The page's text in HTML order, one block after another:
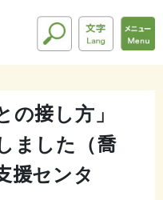
の接し方」
ました（喬
援センタ